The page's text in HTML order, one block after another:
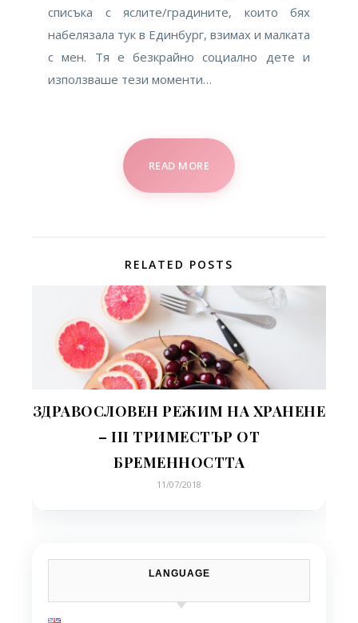
списъка с яслите/градините, които бях
набелязала тук в Единбург, взимах и малката
с мен. Тя е безкрайно социално дете и
използваше тези моменти…
READ MORE
RELATED POSTS
ЗДРАВОСЛОВЕН РЕЖИМ НА ХРАНЕНЕ
– III ТРИМЕСТЪР ОТ
БРЕМЕННОСТТА
11/07/2018
LANGUAGE